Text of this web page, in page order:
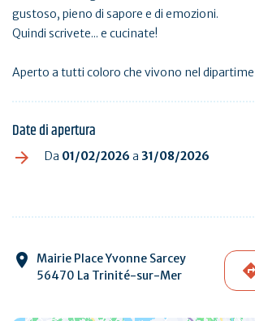
gustoso, pieno di sapore e di emozioni.
Quindi scrivete... e cucinate!
Aperto a tutti coloro che vivono nel
Date di apertura
Da 01/02/2026 a 31/08/2026
Mairie Place Yvonne Sarcey
56470 La Trinité-sur-Mer